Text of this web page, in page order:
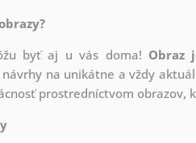
byť aj u vás doma! Obraz
na unikátne a vždy
prostredníctvom obrazov,